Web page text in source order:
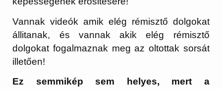
Vannak videók amik elég rémisztő dolgokat
állitanak, és vannak akik elég rémisztő
dolgokat fogalmaznak meg az oltottak sorsát
illetően!
Ez semmikép sem helyes, mert a